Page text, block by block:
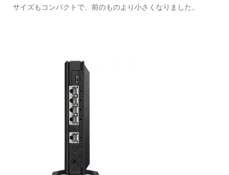
サイズもコンパクトで、前のものより小さくなりました。